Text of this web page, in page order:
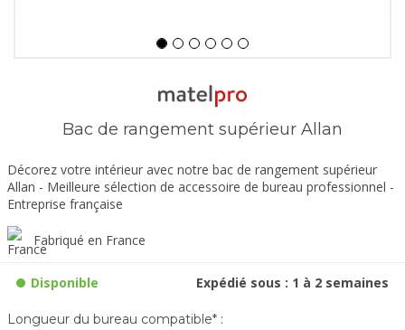
Bac de rangement supérieur Allan
Décorez votre intérieur avec notre bac de rangement supérieur
Allan - Meilleure sélection de accessoire de bureau professionnel -
Entreprise française
Fabriqué en France
Disponible Expédié sous : 1 à 2 semaines
Longueur du bureau compatible* :